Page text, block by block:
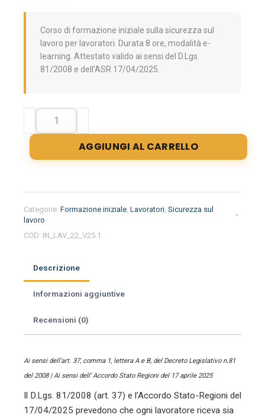
Corso di formazione iniziale sulla sicurezza sul
lavoro per lavoratori. Durata 8 ore, modalità e-
learning. Attestato valido ai sensi del D.Lgs.
81/2008 e dell’ASR 17/04/2025.
Formazione
dei
lavoratori
specifica
per
lavoratori
del
saloni
quantità
AGGIUNGI AL CARRELLO
Categorie: Formazione iniziale, Lavoratori, Sicurezza sul
lavoro
COD: IN_LAV_22_V25.1
Descrizione
Informazioni aggiuntive
Recensioni (0)
Ai sensi dell’art. 37, comma 1, lettera A e B, del Decreto Legislativo n.81
del 2008 | Ai sensi dell’ Accordo Stato Regioni del 17 aprile 2025
Il D.Lgs. 81/2008 (art. 37) e l’Accordo Stato-Regioni del
17/04/2025 prevedono che ogni lavoratore riceva sia